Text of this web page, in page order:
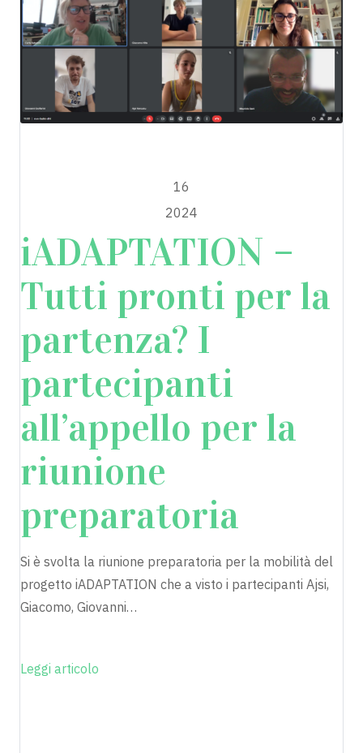
16
2024
iADAPTATION –
Tutti pronti per la
partenza? I
partecipanti
all’appello per la
riunione
preparatoria
Si è svolta la riunione preparatoria per la mobilità del
progetto iADAPTATION che a visto i partecipanti Ajsi,
Giacomo, Giovanni…
Leggi articolo